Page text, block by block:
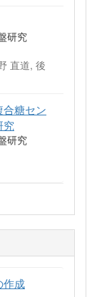
研究
直道, 後
糖セン
究
研究
作成